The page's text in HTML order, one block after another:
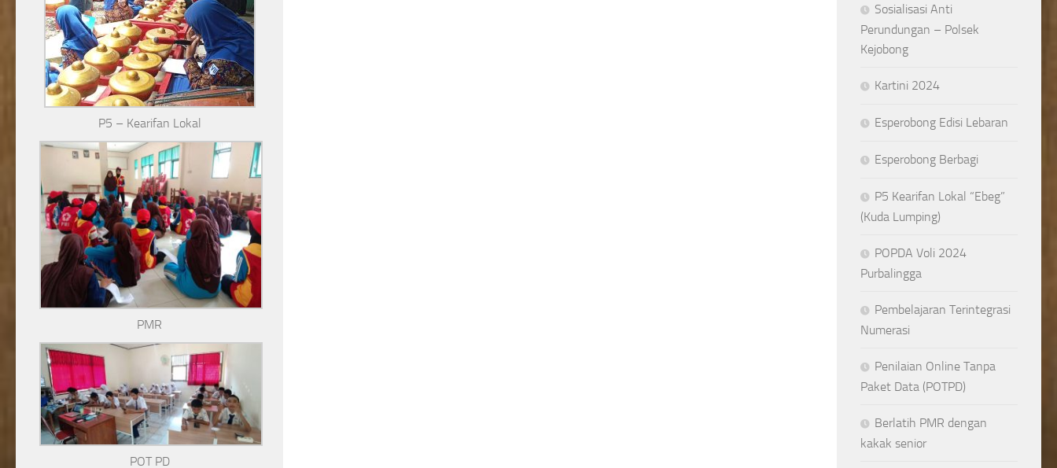
P5 – Kearifan Lokal
PMR
POT PD
Sosialisasi Anti
Perundungan – Polsek
Kejobong
Kartini 2024
Esperobong Edisi Lebaran
Esperobong Berbagi
P5 Kearifan Lokal “Ebeg”
(Kuda Lumping)
POPDA Voli 2024
Purbalingga
Pembelajaran Terintegrasi
Numerasi
Penilaian Online Tanpa
Paket Data (POTPD)
Berlatih PMR dengan
kakak senior